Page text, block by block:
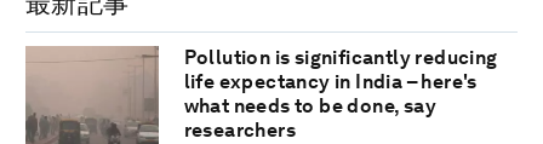
Pollution is significantly reducing
life expectancy in India – here's
what needs to be done, say
researchers